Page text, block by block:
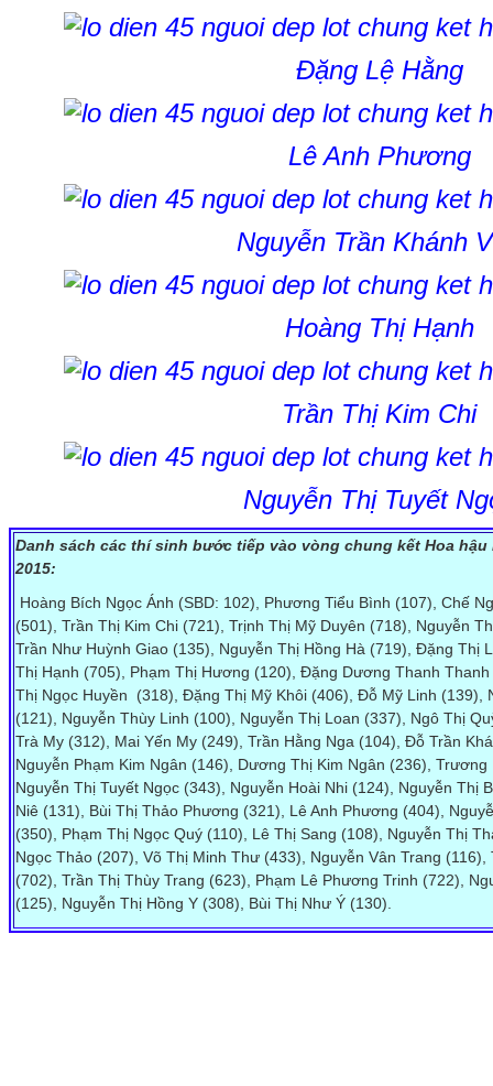
Đặng Lệ Hằng
Lê Anh Phương
Nguyễn Trần Khánh
Hoàng Thị Hạnh
Trần Thị Kim Chi
Nguyễn Thị Tuyết
Danh sách các thí sinh bước tiếp vào vòng chung kết Hoa hậu
2015:
Hoàng Bích Ngọc Ánh (SBD: 102), Phương Tiểu Bình (107), Chế
(501), Trần Thị Kim Chi (721), Trịnh Thị Mỹ Duyên (718), Nguyễn
Trần Như Huỳnh Giao (135), Nguyễn Thị Hồng Hà (719), Đặng Thị
Thị Hạnh (705), Phạm Thị Hương (120), Đặng Dương Thanh
Thị Ngọc Huyền (318), Đặng Thị Mỹ Khôi (406), Đỗ Mỹ Linh (139),
(121), Nguyễn Thùy Linh (100), Nguyễn Thị Loan (337), Ngô Thị
Trà My (312), Mai Yến My (249), Trần Hằng Nga (104), Đỗ Trần
Nguyễn Phạm Kim Ngân (146), Dương Thị Kim Ngân (236), Trương
Nguyễn Thị Tuyết Ngọc (343), Nguyễn Hoài Nhi (124), Nguyễn Thị
Niê (131), Bùi Thị Thảo Phương (321), Lê Anh Phương (404),
(350), Phạm Thị Ngọc Quý (110), Lê Thị Sang (108), Nguyễn Thị
Ngọc Thảo (207), Võ Thị Minh Thư (433), Nguyễn Vân Trang (116),
(702), Trần Thị Thùy Trang (623), Phạm Lê Phương Trinh (722),
(125), Nguyễn Thị Hồng Y (308), Bùi Thị Như Ý (130).